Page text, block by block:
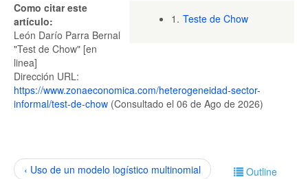
1. Teste de Chow
Como citar este
artículo:
León Darío Parra Bernal
"Test de Chow" [en
linea]
Dirección URL:
https://www.zonaeconomica.com/heterogeneidad-sector-
informal/test-de-chow (Consultado el 06 de Ago de 2026)
Outline
‹ Uso de un modelo logístico multinomial